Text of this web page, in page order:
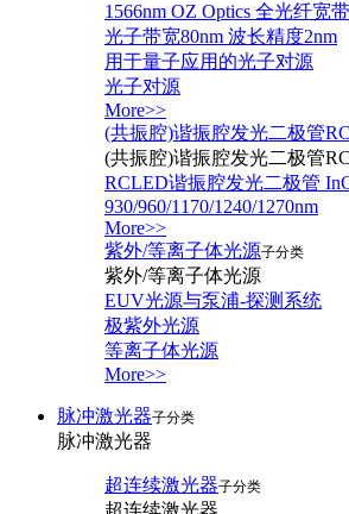
1566nm OZ Optics 全光纤宽
光子带宽80nm 波长精度2nm
用于量子应用的光子对源
光子对源
More>>
(共振腔)谐振腔发光二极管
(共振腔)谐振腔发光二极管
RCLED谐振腔发光二极管
930/960/1170/1240/1270nm
More>>
紫外/等离子体光源子分类
紫外/等离子体光源
EUV光源与泵浦-探测系统
极紫外光源
等离子体光源
More>>
脉冲激光器子分类
脉冲激光器
超连续激光器子分类
超连续激光器